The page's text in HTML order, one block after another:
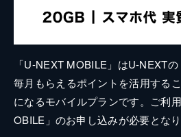
「U-NEXT MOBILE」はU-NEXT
毎月もらえるポイントを活用する
になるモバイルプランです。ご利
OBILE」のお申し込みが必要となり